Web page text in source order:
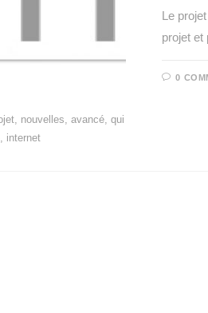
nouvelles, avancé, qui
internet
Le
projet
0